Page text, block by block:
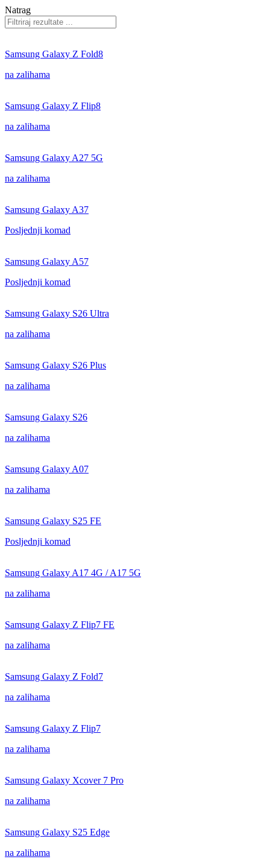
Natrag
Samsung Galaxy Z Fold8
na zalihama
Samsung Galaxy Z Flip8
na zalihama
Samsung Galaxy A27 5G
na zalihama
Samsung Galaxy A37
Posljednji komad
Samsung Galaxy A57
Posljednji komad
Samsung Galaxy S26 Ultra
na zalihama
Samsung Galaxy S26 Plus
na zalihama
Samsung Galaxy S26
na zalihama
Samsung Galaxy A07
na zalihama
Samsung Galaxy S25 FE
Posljednji komad
Samsung Galaxy A17 4G / A17 5G
na zalihama
Samsung Galaxy Z Flip7 FE
na zalihama
Samsung Galaxy Z Fold7
na zalihama
Samsung Galaxy Z Flip7
na zalihama
Samsung Galaxy Xcover 7 Pro
na zalihama
Samsung Galaxy S25 Edge
na zalihama